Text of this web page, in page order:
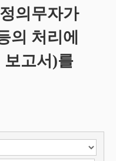
의무자가
의 처리에
보고서)를